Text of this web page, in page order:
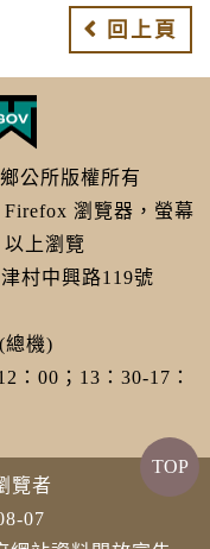
回上頁
公所版權所有
Firefox 瀏覽器，螢幕
上瀏覽
村中興路119號
總機)
：00；13：30-17：
覽者
07
TOP